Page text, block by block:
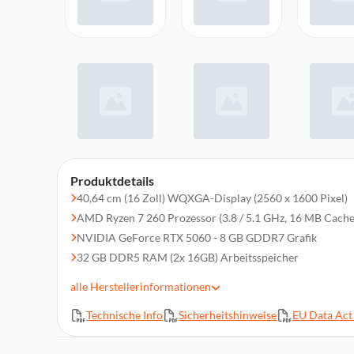
Produktdetails
40,64 cm (16 Zoll) WQXGA-Display (2560 x 1600 Pixel)
AMD Ryzen 7 260 Prozessor (3.8 / 5.1 GHz, 16 MB
NVIDIA GeForce RTX 5060 - 8 GB GDDR7 Grafik
32 GB DDR5 RAM (2x 16GB) Arbeitsspeicher
mit Power-Off USB Charging)), 1x USB-C 4.0, 1x
alle Herstellerinformationen
Technische Info Sicherheitshinweise EU Data